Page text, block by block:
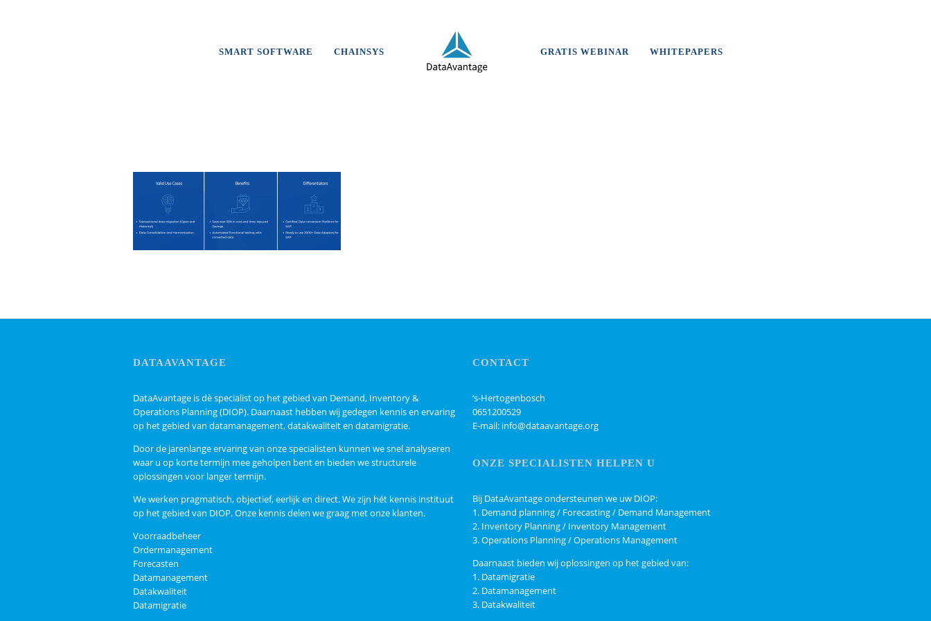
SMART SOFTWARE CHAINSYS GRATIS WEBINAR WHITEPAPERS
DATAAVANTAGE
DataAvantage is dè specialist op het gebied van Demand, Inventory &
Operations Planning (DIOP). Daarnaast hebben wij gedegen kennis en ervaring
op het gebied van datamanagement, datakwaliteit en datamigratie.
Door de jarenlange ervaring van onze specialisten kunnen we snel analyseren
waar u op korte termijn mee geholpen bent en bieden we structurele
oplossingen voor langer termijn.
We werken pragmatisch, objectief, eerlijk en direct. We zijn hét kennis instituut
op het gebied van DIOP. Onze kennis delen we graag met onze klanten.
Voorraadbeheer
Ordermanagement
Forecasten
Datamanagement
Datakwaliteit
Datamigratie
CONTACT
‘s-Hertogenbosch
0651200529
E-mail: info@dataavantage.org
ONZE SPECIALISTEN HELPEN U
Bij DataAvantage ondersteunen we uw DIOP:
1. Demand planning / Forecasting / Demand Management
2. Inventory Planning / Inventory Management
3. Operations Planning / Operations Management
Daarnaast bieden wij oplossingen op het gebied van:
1. Datamigratie
2. Datamanagement
3. Datakwaliteit